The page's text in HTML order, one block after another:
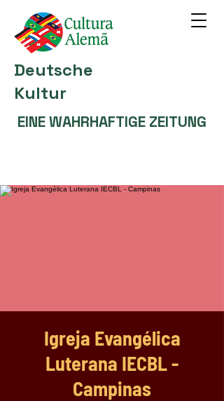
Deutsche
Kultur
EINE WAHRHAFTIGE ZEITUNG
Igreja Evangélica
Luterana IECBL -
Campinas